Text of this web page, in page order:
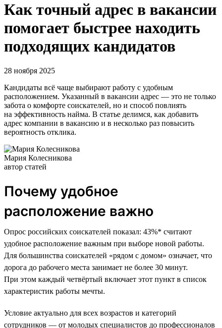
Как точный адрес в вакансии
помогает быстрее находить
подходящих кандидатов
28 ноября 2025
Кандидаты всё чаще выбирают работу с удобным
расположением. Указанный в вакансии адрес — это не только
забота о комфорте соискателей, но и способ повлиять
на эффективность найма. В статье делимся, как добавить
адрес компании в вакансию и в несколько раз повысить
вероятность отклика.
Мария Колесникова
автор статей
Почему удобное
расположение важно
Опрос российских соискателей показал: 43%* считают
удобное расположение важным при выборе новой работы.
Для большинства соискателей «рядом с домом» означает, что
дорога до рабочего места занимает не более 30 минут.
При этом каждый четвёртый включает этот пункт в список
характеристик работы мечты.
Условие актуально для всех возрастов и категорий
сотрудников — от молодых специалистов до профессионалов